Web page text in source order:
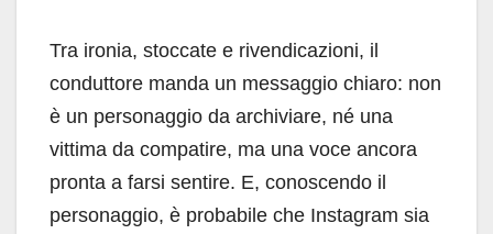
Tra ironia, stoccate e rivendicazioni, il
conduttore manda un messaggio chiaro: non
è un personaggio da archiviare, né una
vittima da compatire, ma una voce ancora
pronta a farsi sentire. E, conoscendo il
personaggio, è probabile che Instagram sia